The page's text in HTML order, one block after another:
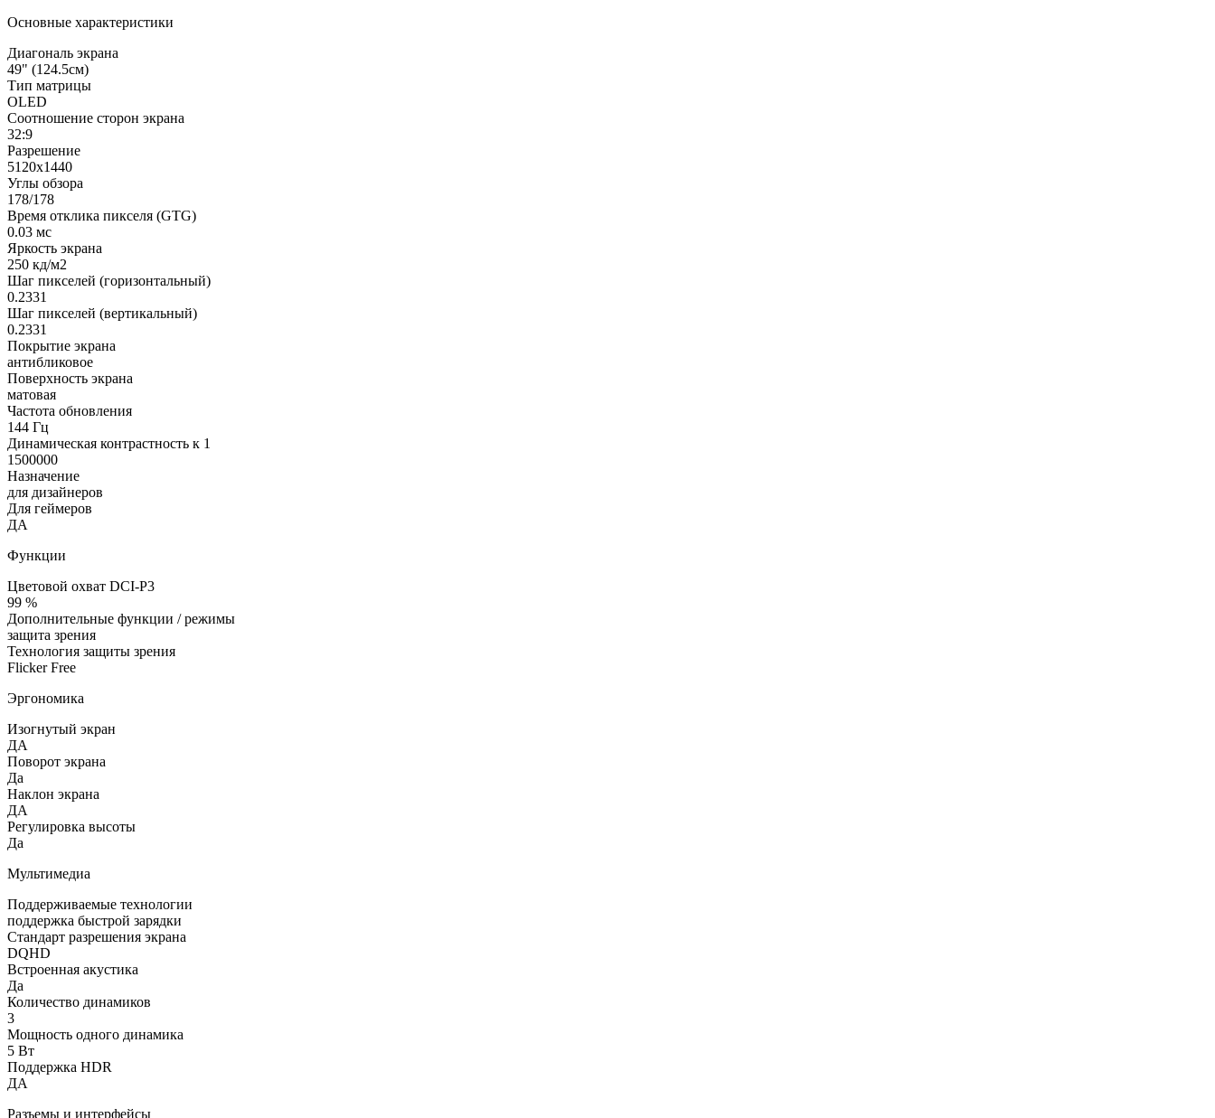
Основные характеристики
Диагональ экрана
49" (124.5см)
Тип матрицы
OLED
Соотношение сторон экрана
32:9
Разрешение
5120x1440
Углы обзора
178/178
Время отклика пикселя (GTG)
0.03 мс
Яркость экрана
250 кд/м2
Шаг пикселей (горизонтальный)
0.2331
Шаг пикселей (вертикальный)
0.2331
Покрытие экрана
антибликовое
Поверхность экрана
матовая
Частота обновления
144 Гц
Динамическая контрастность к 1
1500000
Назначение
для дизайнеров
Для геймеров
ДА
Функции
Цветовой охват DCI-P3
99 %
Дополнительные функции / режимы
защита зрения
Технология защиты зрения
Flicker Free
Эргономика
Изогнутый экран
ДА
Поворот экрана
Да
Наклон экрана
ДА
Регулировка высоты
Да
Мультимедиа
Поддерживаемые технологии
поддержка быстрой зарядки
Стандарт разрешения экрана
DQHD
Встроенная акустика
Да
Количество динамиков
3
Мощность одного динамика
5 Вт
Поддержка HDR
ДА
Разъемы и интерфейсы